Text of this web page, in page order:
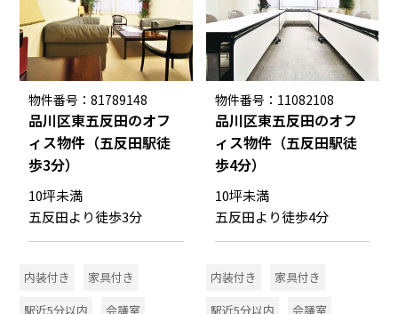
物件番号：81789148
品川区東五反田のオフ
ィス物件（五反田駅徒
歩3分）
10坪未満
五反田より徒歩3分
内装付き
家具付き
駅近5分以内
会議室
物件番号：11082108
品川区東五反田のオフ
ィス物件（五反田駅徒
歩4分）
10坪未満
五反田より徒歩4分
内装付き
家具付き
駅近5分以内
会議室